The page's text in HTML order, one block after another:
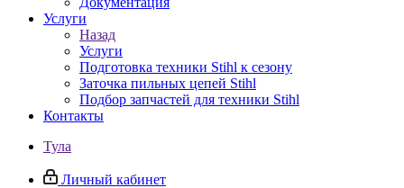
Услуги
Назад
Услуги
Подготовка техники Stihl к сезону
Заточка пильных цепей Stihl
Подбор запчастей для техники Stihl
Контакты
Тула
Личный кабинет